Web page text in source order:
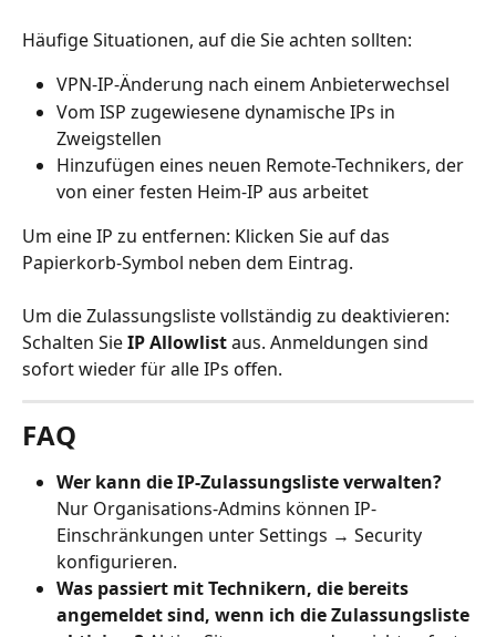
Häufige Situationen, auf die Sie achten sollten:
VPN-IP-Änderung nach einem Anbieterwechsel
Vom ISP zugewiesene dynamische IPs in
Zweigstellen
Hinzufügen eines neuen Remote-Technikers, der
von einer festen Heim-IP aus arbeitet
Um eine IP zu entfernen: Klicken Sie auf das
Papierkorb-Symbol neben dem Eintrag.
Um die Zulassungsliste vollständig zu deaktivieren:
Schalten Sie IP Allowlist aus. Anmeldungen sind
sofort wieder für alle IPs offen.
FAQ
Wer kann die IP-Zulassungsliste verwalten?
Nur Organisations-Admins können IP-
Einschränkungen unter Settings → Security
konfigurieren.
Was passiert mit Technikern, die bereits
angemeldet sind, wenn ich die Zulassungsliste